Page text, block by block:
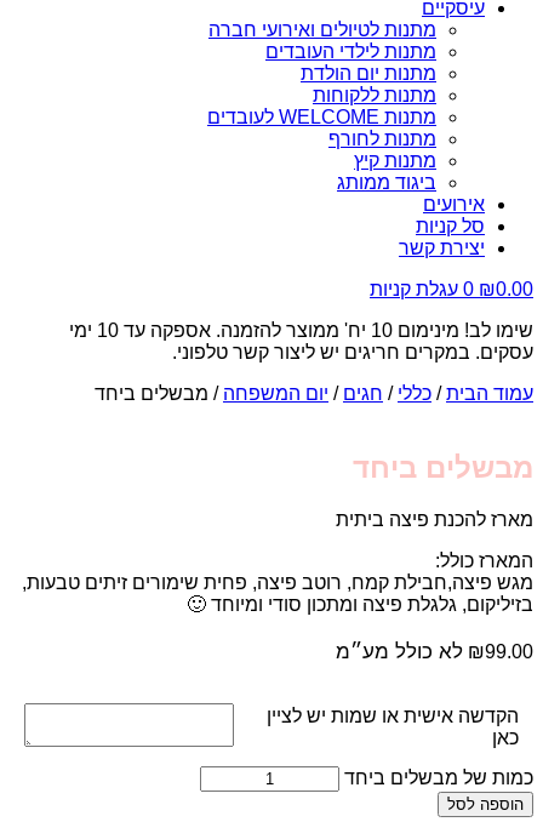
עיסקיים
מתנות לטיולים ואירועי חברה
מתנות לילדי העובדים
מתנות יום הולדת
מתנות ללקוחות
מתנות WELCOME לעובדים
מתנות לחורף
מתנות קיץ
ביגוד ממותג
אירועים
סל קניות
יצירת קשר
₪0.00
0 עגלת קניות
שימו לב! מינימום 10 יח' ממוצר להזמנה. אספקה עד 10 ימי
עסקים. במקרים חריגים יש ליצור קשר טלפוני.
עמוד הבית/ כללי / חגים / יום המשפחה / מבשלים ביחד
מבשלים ביחד
מארז להכנת פיצה ביתית
המארז כולל:
מגש פיצה,חבילת קמח, רוטב פיצה, פחית שימורים זיתים טבעות,
בזיליקום, גלגלת פיצה ומתכון סודי ומיוחד 🙂
₪99.00 לא כולל מע״מ
הקדשה אישית או שמות יש לציין
כאן
כמות של מבשלים ביחד
הוספה לסל